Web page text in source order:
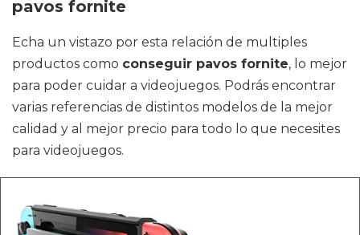
pavos fornite
Echa un vistazo por esta relación de multiples
productos como conseguir pavos fornite, lo mejor
para poder cuidar a videojuegos. Podrás encontrar
varias referencias de distintos modelos de la mejor
calidad y al mejor precio para todo lo que necesites
para videojuegos.